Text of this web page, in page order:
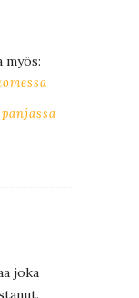
myös:
joka